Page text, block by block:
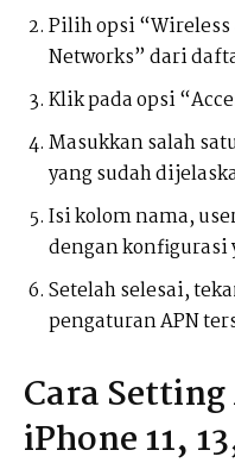
Pilih opsi
Networks” dari
Klik pada opsi
Masukkan salah
yang sudah
Isi kolom nama,
dengan konfigurasi
Setelah selesai,
pengaturan APN
Cara
iPhone11,